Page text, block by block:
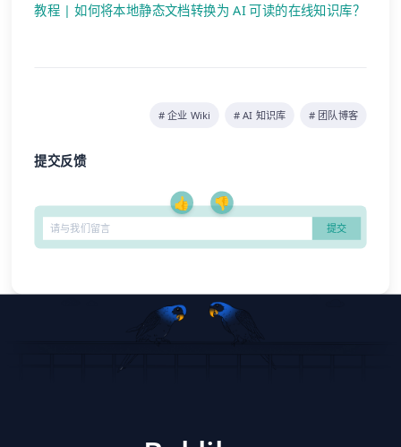
教程 | 如何将本地静态文档转换为 AI 可读的在线知识库？
# 企业 Wiki # AI 知识库 # 团队博客
提交反馈
👍 👎